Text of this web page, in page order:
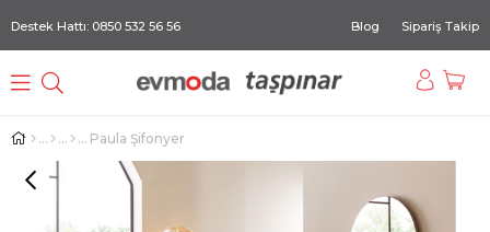
Destek Hattı: 0850 532 56 56 Blog Sipariş Takip
Paula Şifonyer